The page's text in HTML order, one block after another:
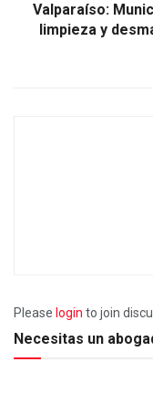
Valparaíso:
limpieza y
Please login to join
Necesitas un